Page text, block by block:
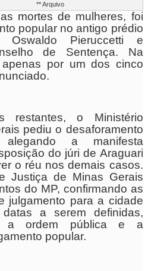
** Arquivo
mortes de mulheres, foi
popular no antigo prédio
Pieruccetti e
de Sentença. Na
por um dos cinco
restantes, o Ministério
pediu o desaforamento
alegando a manifesta
do júri de Araguari
o réu nos demais casos.
Justiça de Minas Gerais
do MP, confirmando as
julgamento para a cidade
a serem definidas,
a ordem pública e a
popular.